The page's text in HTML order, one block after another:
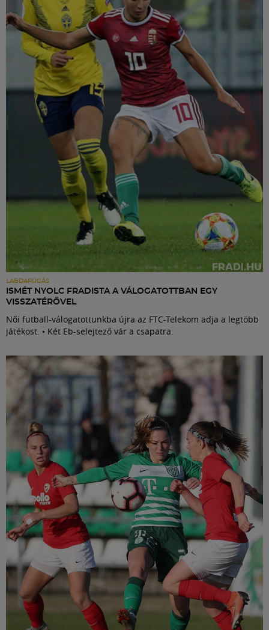
LABDARÚGÁS
ISMÉT NYOLC FRADISTA A VÁLOGATOTTBAN EGY
VISSZATÉRŐVEL
Női futball-válogatottunkba újra az FTC-Telekom adja a legtöbb
játékost. • Két Eb-selejtező vár a csapatra.